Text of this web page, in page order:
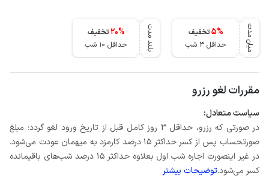
میان مدت 5%
تخفیف
حداقل 3 شب
بلند مدت 20%
تخفیف
حداقل 10 شب
مقررات لغو رزرو
سیاست متعادل:
در صورتی که رزرو، حداقل 3 روز کامل قبل از تاریخ ورود لغو گردد؛ مبلغ
صورتحساب پس از کسر حداکثر 15 درصد کارمزد به میهمان عودت می‌شود.
در غیر اینصورت اجاره شب اول بعلاوه حداکثر 15 درصد شب‌های باقیمانده
کسر می‌شود.توضیحات بیشتر